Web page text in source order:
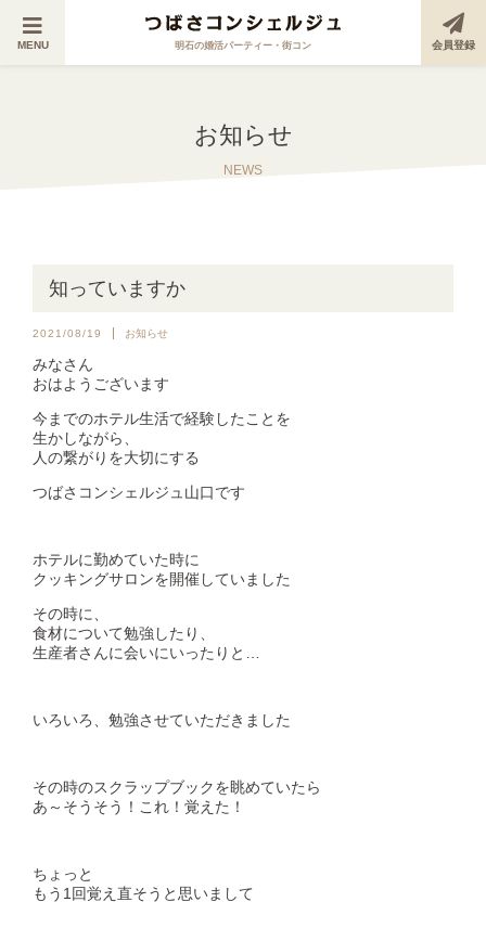
明石の婚活パーティー・街コン 会員登録
MENU
お知らせ
NEWS
知っていますか
2021/08/19 お知らせ
みなさん
おはようございます
今までのホテル生活で経験したことを
生かしながら、
人の繋がりを大切にする
つばさコンシェルジュ山口です
ホテルに勤めていた時に
クッキングサロンを開催していました
その時に、
食材について勉強したり、
生産者さんに会いにいったりと…
いろいろ、勉強させていただきました
その時のスクラップブックを眺めていたら
あ～そうそう！これ！覚えた！
ちょっと
もう1回覚え直そうと思いまして